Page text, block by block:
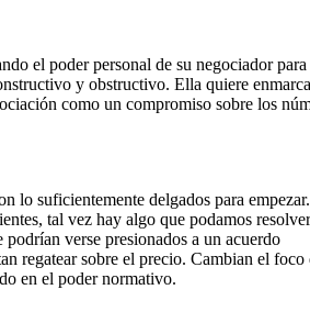
el poder personal de su negociador para
y obstructivo. Ella quiere
como un compromiso sobre los
lo suficientemente delgados para
tal vez hay algo que podamos
verse presionados a un acuerdo
regatear sobre el precio. Cambian el foco
en el poder normativo.